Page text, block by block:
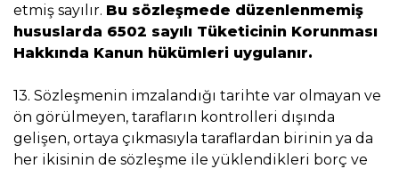
etmiş sayılır. Bu sözleşmede düzenlenmemiş
hususlarda 6502 sayılı Tüketicinin Korunması
Hakkında Kanun hükümleri uygulanır.
13. Sözleşmenin imzalandığı tarihte var olmayan ve
ön görülmeyen, tarafların kontrolleri dışında
gelişen, ortaya çıkmasıyla taraflardan birinin ya da
her ikisinin de sözleşme ile yüklendikleri borç ve